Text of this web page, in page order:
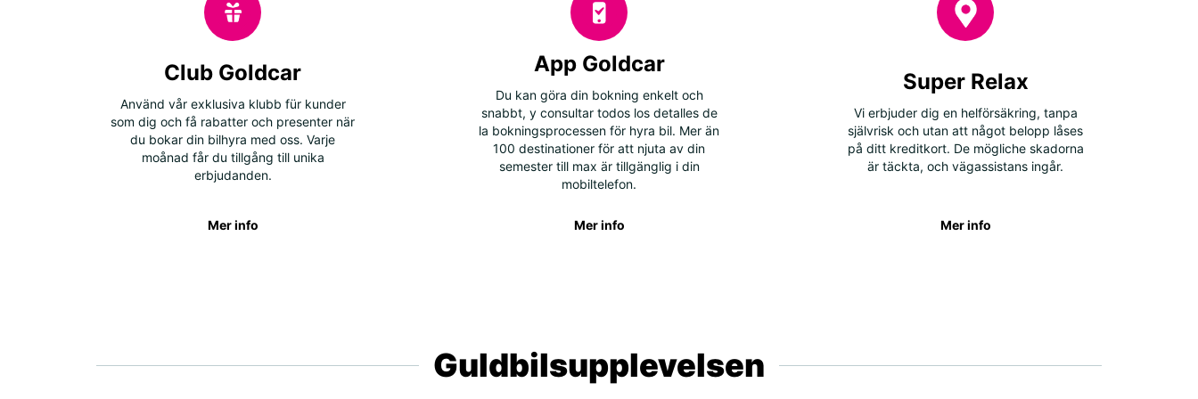
Club Goldcar
Använd vår exklusiva klubb für kunder
som dig och få rabatter och presenter när
du bokar din bilhyra med oss. Varje
moånad får du tillgång till unika
erbjudanden.
Mer info
App Goldcar
Du kan göra din bokning enkelt och
snabbt, y consultar todos los detalles de
la bokningsprocessen för hyra bil. Mer än
100 destinationer för att njuta av din
semester till max är tillgänglig i din
mobiltelefon.
Mer info
Super Relax
Vi erbjuder dig en helförsäkring, tanpa
självrisk och utan att något belopp låses
på ditt kreditkort. De mögliche skadorna
är täckta, och vägassistans ingår.
Mer info
Guldbilsupplevelsen